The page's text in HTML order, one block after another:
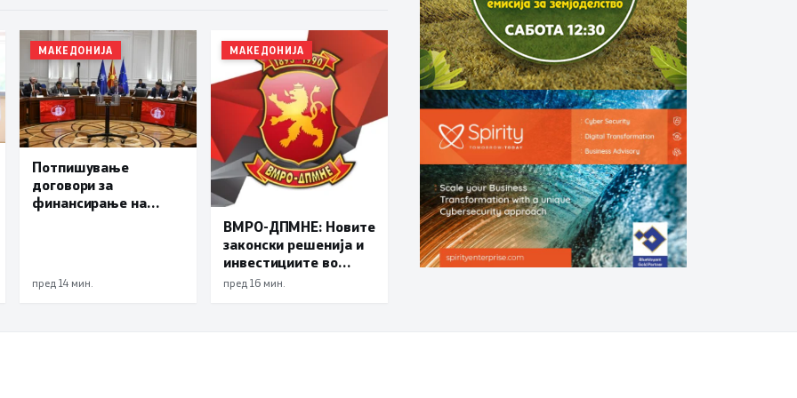
МАКЕДОНИЈА
Потпишување
договори за
финансирање на
пред 14 мин.
МАКЕДОНИЈА
ВМРО-ДПМНЕ: Новите
законски решенија и
инвестициите во
обновливи извори ја
пред 16 мин.